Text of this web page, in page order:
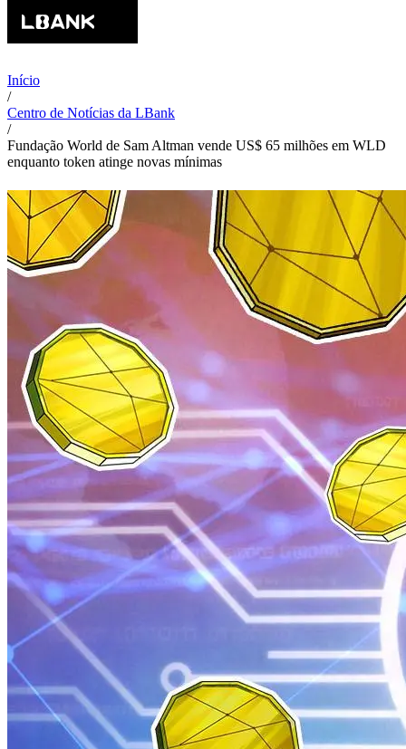
Início
/
Centro de Notícias da LBank
/
Fundação World de Sam Altman vende US$ 65 milhões em WLD
enquanto token atinge novas mínimas